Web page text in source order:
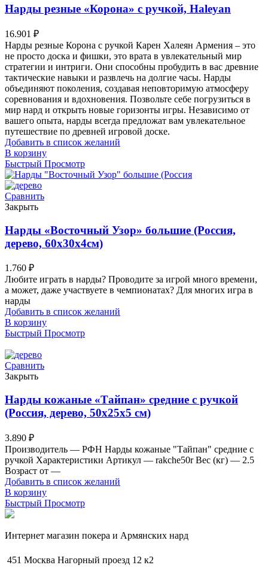
Нарды резные «Корона» с ручкой, Haleyan
16.901 ₽
Нарды резные Корона с ручкой Карен Халеян Армения – это
не просто доска и фишки, это врата в увлекательный мир
стратегии и интриги. Они способны пробудить в вас древние
тактические навыки и развлечь на долгие часы. Нарды
объединяют поколения, создавая неповторимую атмосферу
соревнования и вдохновения. Позвольте себе погрузиться в
мир нард и открыть новые горизонты игры. Независимо от
вашего опыта, нарды всегда предложат вам увлекательное
путешествие по древней игровой доске.
Добавить в список желаний
В корзину
Быстрый Просмотр
Сравнить
Закрыть
Нарды «Восточный Узор» большие (Россия,
дерево, 60х30х4см)
1.760 ₽
Любите играть в нарды? Проводите за игрой много времени,
а может, даже участвуете в чемпионатах? Для многих игра в
нарды
Добавить в список желаний
В корзину
Быстрый Просмотр
Сравнить
Закрыть
Нарды кожаные «Тайпан» средние с ручкой
(Россия, дерево, 50х25х5 см)
3.890 ₽
Производитель — РФН Нарды кожаные "Тайпан" средние с
ручкой Характеристики Артикул — rakche50r Вес (кг) — 2.5
Возраст от —
Добавить в список желаний
В корзину
Быстрый Просмотр
Интернет магазин покера и Армянских нард
451 Москва Нагорный проезд 12 к2